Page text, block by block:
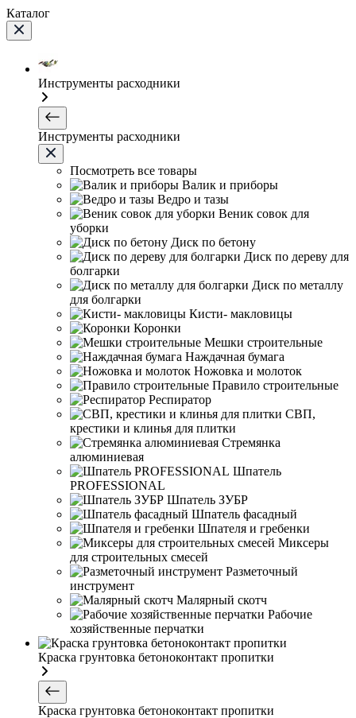
Каталог
Инструменты расходники
Инструменты расходники
Посмотреть все товары
Валик и приборы
Ведро и тазы
Веник совок для
уборки
Диск по бетону
Диск по дереву для
болгарки
Диск по металлу
для болгарки
Кисти- макловицы
Коронки
Мешки строительные
Наждачная бумага
Ножовка и молоток
Правило строительные
Респиратор
СВП,
крестики и клинья для плитки
Стремянка
алюминиевая
Шпатель
PROFESSIONAL
Шпатель ЗУБР
Шпатель фасадный
Шпателя и гребенки
Миксеры
для строительных смесей
Разметочный
инструмент
Малярный скотч
Рабочие
хозяйственные перчатки
Краска грунтовка бетоноконтакт пропитки
Краска грунтовка бетоноконтакт пропитки